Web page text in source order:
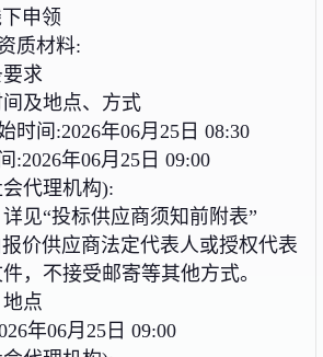
申领
质材料:
求
及地点、方式
时间:2026年06月25日 08:30
:2026年06月25日 09:00
代理机构):
见“投标供应商须知前附表”
价供应商法定代表人或授权代表
，不接受邮寄等其他方式。
点
年06月25日 09:00